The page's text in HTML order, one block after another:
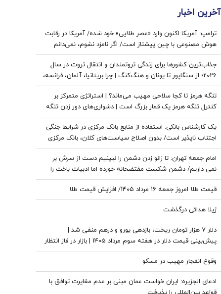
آخرین اخبار
ترامپ: آمریکا اکنون وارد «عصر طلایی» خود شده/ آمریکا در رقابت
هوش مصنوعی با چین پیشتاز است/ اگر نامزد نشوم، نمی‌دانم
طرفدارانم باز هم رأی می‌دهند یا نه
جذاب‌ترین کشورها برای زندگی ثروتمندان و انتقال ثروت در سال
2026؛ از سنگاپور تا یونان و هنگ‌کنگ | چرا بریتانیا، آلمان، فرانسه،
نروژ و کره جنوبی درحال از دست دادن جذابیت هستند؟
تنگه هرمز تا کجا سلاحی مهیب می‌ماند؟ | استراتژی متمرکز بر
کنترل تنگه هرمز یک قمار بزرگ است | دشواری‌های دور زدن تنگه
برای نفت خام
یک کارشناس بانکی: استفاده از منابع بانک مرکزی در شرایط جنگی
اجتناب ناپذیر است/ بدون اصلاح سیاست‌های کلان، بانک مرکزی
به تنهایی قادر به مهار تورم نیست
امام جمعه تهران: تا زانو زدن دشمن را نبینیم دست از سرش بر
نمی داریم/ دشمن شکست مفتضحانه خورده اما ادبیات باخت را
هم بلد نیست
قیمت طلا امروز جمعه ۱۶ مرداد ۱۴۰۵/ افزایش قیمت طلا
ژیلا هدائی درگذشت
دلار ۷ هزار تومان ریخت، بازدهی یورو و درهم منفی شد |
پیش‌بینی قیمت دلار در هفته سوم مرداد 1405 | بازار در فاز انتظار
وقوع انفجار مهیب در مسکو
ادعای الجزیره: ایران خواست عمان مبنی بر عدم مغایرت توافق با